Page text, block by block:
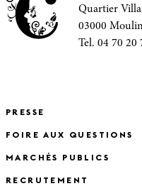
Quartier
03000
Tel. 04 70 20
PRESSE
FOIRE AUX QUESTIONS
MARCHÉS PUBLICS
RECRUTEMENT